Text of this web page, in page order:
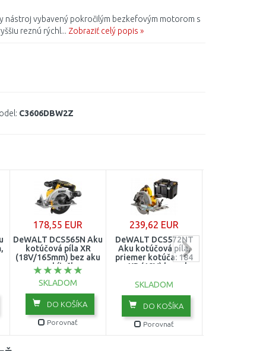
nástroj vybavený pokročilým bezkefovým motorom s
reznú rýchl... Zobraziť celý popis »
C3606DBW2Z
178,55 EUR
DeWALT DCS565N Aku
kotúčová píla XR
(18V/165mm) bez aku
a nabíjačky
SKLADOM
DO KOŠÍKA
Porovnať
239,62 EUR
DeWALT DCS572NT
Aku kotúčová píla,
priemer kotúča: 184
mm XR (18V) bez aku,
SKLADOM
DO KOŠÍKA
Porovnať